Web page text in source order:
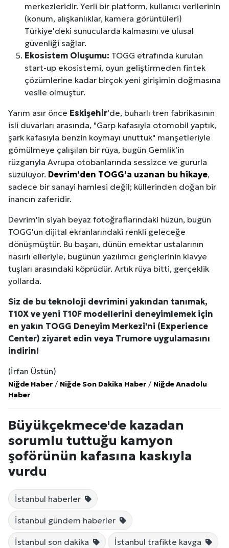
merkezleridir. Yerli bir platform, kullanıcı verilerinin
(konum, alışkanlıklar, kamera görüntüleri)
Türkiye'deki sunucularda kalmasını ve ulusal
güvenliği sağlar.
Ekosistem Oluşumu: TOGG etrafında kurulan
start-up ekosistemi, oyun geliştirmeden fintek
çözümlerine kadar birçok yeni girişimin doğmasına
vesile olmuştur.
Yarım asır önce Eskişehir’de, buharlı tren fabrikasının
isli duvarları arasında, "Garp kafasıyla otomobil yaptık,
şark kafasıyla benzin koymayı unuttuk" manşetleriyle
gömülmeye çalışılan bir rüya, bugün Gemlik’in
rüzgarıyla Avrupa otobanlarında sessizce ve gururla
süzülüyor. Devrim’den TOGG’a uzanan bu hikaye,
sadece bir sanayi hamlesi değil; küllerinden doğan bir
inancın zaferidir.
Devrim'in siyah beyaz fotoğraflarındaki hüzün, bugün
TOGG'un dijital ekranlarındaki renkli geleceğe
dönüşmüştür. Bu başarı, dünün emektar ustalarının
nasırlı elleriyle, bugünün yazılımcı gençlerinin klavye
tuşları arasındaki köprüdür. Artık rüya bitti, gerçeklik
yollarda.
Siz de bu teknoloji devrimini yakından tanımak,
T10X ve yeni T10F modellerini deneyimlemek için
en yakın TOGG Deneyim Merkezi'ni (Experience
Center) ziyaret edin veya Trumore uygulamasını
indirin!
(İrfan Üstün)
Niğde Haber / Niğde Son Dakika Haber / Niğde Anadolu
Haber
Büyükçekmece'de kazadan
sorumlu tuttuğu kamyon
şoförünün kafasına kaskıyla
vurdu
İstanbul haberler
İstanbul gündem haberler
İstanbul son dakika İstanbul trafikte kavga